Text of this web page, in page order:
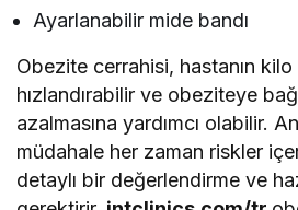
Ayarlanabilir mide bandı
Obezite cerrahisi, hastanın
hızlandırabilir ve obeziteye
azalmasına yardımcı olabilir.
müdahale her zaman riskler
detaylı bir değerlendirme ve